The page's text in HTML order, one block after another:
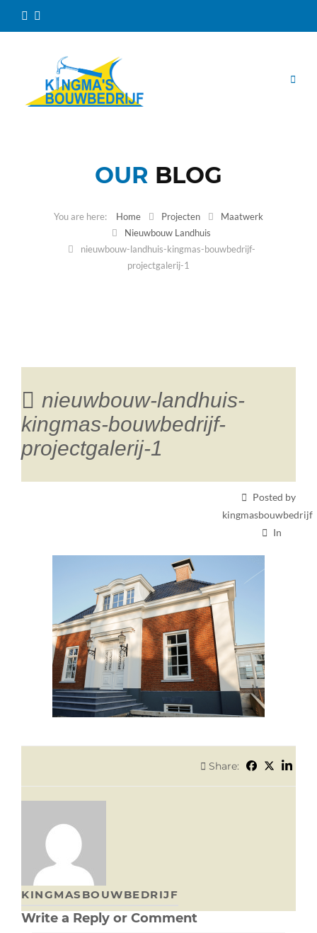
OUR BLOG
Home Projecten
Maatwerk
Nieuwbouw Landhuis
nieuwbouw-landhuis-kingmas-bouwbedrijf-
projectgalerij-1
nieuwbouw-landhuis-
kingmas-bouwbedrijf-
projectgalerij-1
Posted by
kingmasbouwbedrijf
In
Share:
KINGMASBOUWBEDRIJF
Write a Reply or Comment